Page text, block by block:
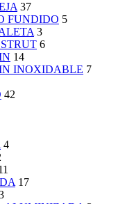
37
FUNDIDO 5
3
6
14
INOXIDABLE 7
42
4
17